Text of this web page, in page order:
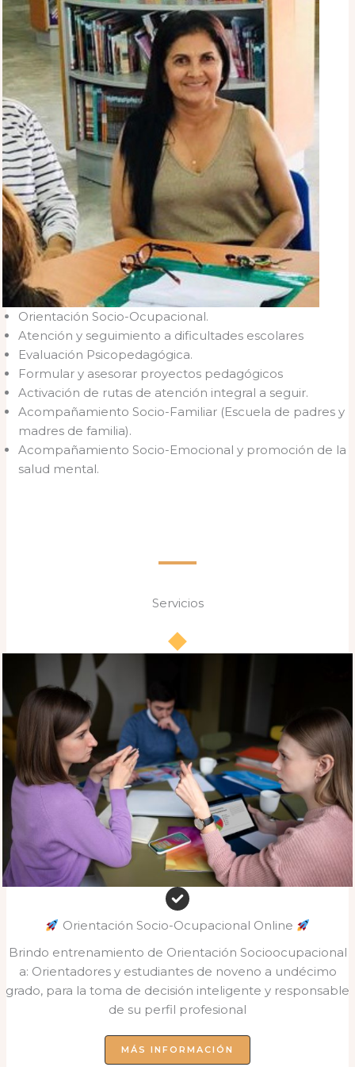
Orientación Socio-Ocupacional.
Atención y seguimiento a dificultades escolares
Evaluación Psicopedagógica.
Formular y asesorar proyectos pedagógicos
Activación de rutas de atención integral a seguir.
Acompañamiento Socio-Familiar (Escuela de padres y
madres de familia).
Acompañamiento Socio-Emocional y promoción de la
salud mental.
Servicios​
Orientación Socio-Ocupacional Online
Brindo entrenamiento de Orientación Socioocupacional
a: Orientadores y estudiantes de noveno a undécimo
grado, para la toma de decisión inteligente y responsable
de su perfil profesional
MÁS INFORMACIÓN